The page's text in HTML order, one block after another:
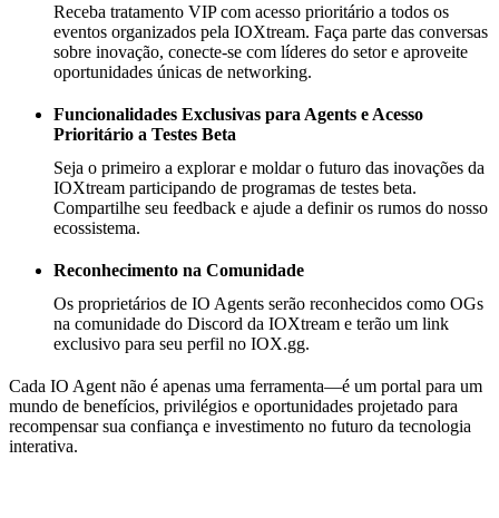
Receba tratamento VIP com acesso prioritário a todos os
eventos organizados pela IOXtream. Faça parte das conversas
sobre inovação, conecte-se com líderes do setor e aproveite
oportunidades únicas de networking.
Funcionalidades Exclusivas para Agents e Acesso
Prioritário a Testes Beta
Seja o primeiro a explorar e moldar o futuro das inovações da
IOXtream participando de programas de testes beta.
Compartilhe seu feedback e ajude a definir os rumos do nosso
ecossistema.
Reconhecimento na Comunidade
Os proprietários de IO Agents serão reconhecidos como OGs
na comunidade do Discord da IOXtream e terão um link
exclusivo para seu perfil no IOX.gg.
Cada IO Agent não é apenas uma ferramenta—é um portal para um
mundo de benefícios, privilégios e oportunidades projetado para
recompensar sua confiança e investimento no futuro da tecnologia
interativa.